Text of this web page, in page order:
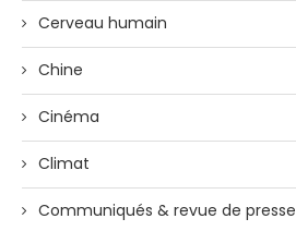
Cerveau humain
Chine
Cinéma
Climat
Communiqués & revue de presse